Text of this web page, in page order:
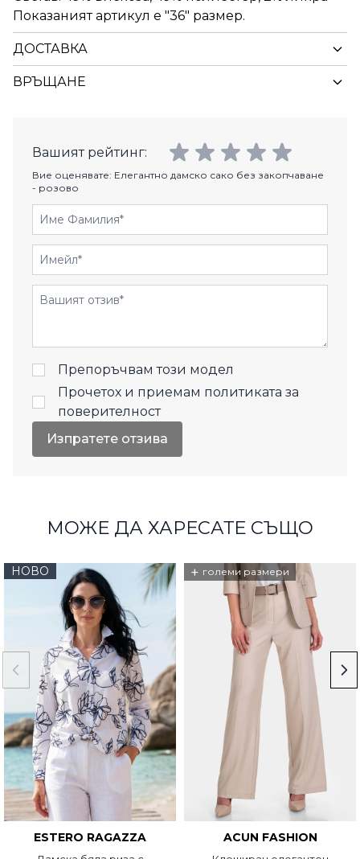
Показаният артикул е "36" размер.
ДОСТАВКА
ВРЪЩАНЕ
Вашият рейтинг:
Вие оценявате: Елегантно дамско сако без закопчаване
- розово
Име Фамилия
Имейл
Отзиви
Препоръчвам този модел
Прочетох и приемам политиката за
поверителност
Изпратете отзива
МОЖЕ ДА ХАРЕСАТЕ СЪЩО
НОВО
ESTERO RAGAZZA
+ големи размери
ACUN FASHION